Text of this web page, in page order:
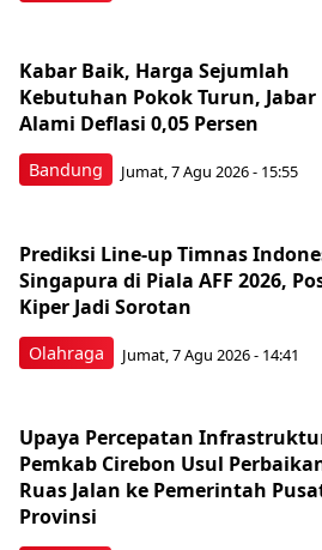
Bandung
Kabar Baik, Harga Sejumlah
Kebutuhan Pokok Turun, Jabar
Alami Deflasi 0,05 Persen
Jumat, 7 Agu 2026 - 15:55
Olahraga
Prediksi Line-up Timnas
Singapura di Piala AFF 2026,
Kiper Jadi Sorotan
Jumat, 7 Agu 2026 - 14:41
Upaya Percepatan
Pemkab Cirebon Usul
Ruas Jalan ke Pemerintah
Provinsi